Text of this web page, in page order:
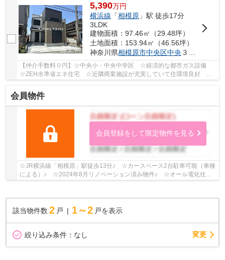
5,390万円
横浜線 「相模原」駅 徒歩17分
3LDK
建物面積：97.46㎡（29.48坪）
土地面積：153.94㎡（46.56坪）
神奈川県相模原市中央区中央 ３丁目
【仲介手数料０円】☆中央小・中央中学区 ☆経済的な都市ガス設備
☆ZEH水準省エネ住宅 ☆近隣商業施設が充実していて住環境良好 ☆
会員物件
会員登録をして限定物件を見る
☆JR横浜線「相模原」駅徒歩13分♪ ☆カースペース2台駐車可能（車種
による）♪ ☆2024年8月リノベーション済み物件♪ ☆オール電化住宅
該当物件数 2 戸 1～2 戸を表示
絞り込み条件： なし 変更